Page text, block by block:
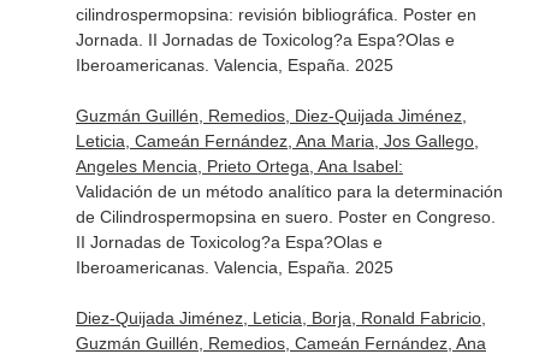
cilindrospermopsina: revisión bibliográfica. Poster en
Jornada. II Jornadas de Toxicolog?a Espa?Olas e
Iberoamericanas. Valencia, España. 2025
Guzmán Guillén, Remedios, Diez-Quijada Jiménez,
Leticia, Cameán Fernández, Ana Maria, Jos Gallego,
Angeles Mencia, Prieto Ortega, Ana Isabel:
Validación de un método analítico para la determinación
de Cilindrospermopsina en suero. Poster en Congreso.
II Jornadas de Toxicolog?a Espa?Olas e
Iberoamericanas. Valencia, España. 2025
Diez-Quijada Jiménez, Leticia, Borja, Ronald Fabricio,
Guzmán Guillén, Remedios, Cameán Fernández, Ana